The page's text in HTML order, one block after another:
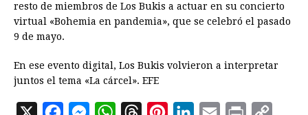
resto de miembros de Los Bukis a actuar en su concierto
virtual «Bohemia en pandemia», que se celebró el pasado
9 de mayo.
En ese evento digital, Los Bukis volvieron a interpretar
juntos el tema «La cárcel». EFE
X M W